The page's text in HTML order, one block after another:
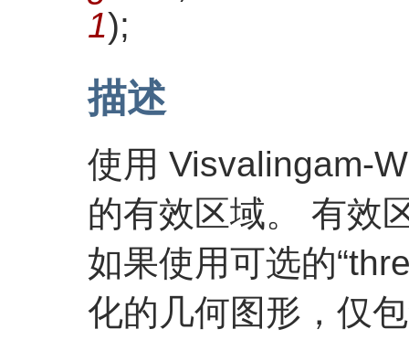
1);
描述
使用 Visvalingam-
的有效区域。 有效
如果使用可选的
化的几何图形，仅